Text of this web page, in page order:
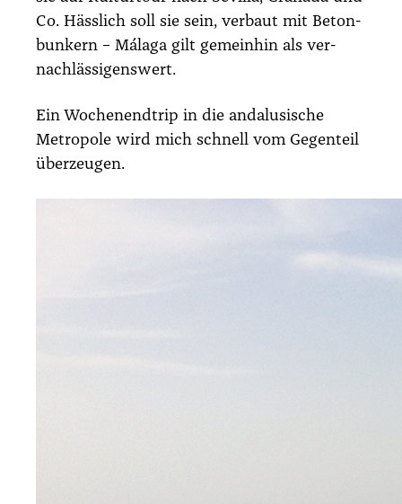
Co. Häss­lich soll sie sein, ver­baut mit Beton­
bun­kern – Mála­ga gilt gemein­hin als ver­
nach­läs­si­gens­wert.
Ein Wochen­end­trip in die anda­lu­si­sche
Metro­po­le wird mich schnell vom Gegen­teil
über­zeu­gen.